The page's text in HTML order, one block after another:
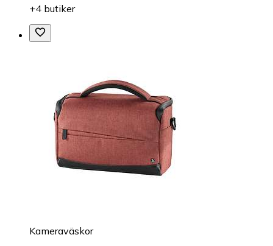
+4 butiker
Kameraväskor